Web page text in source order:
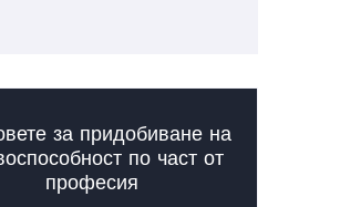
за придобиване на
по част от
професия